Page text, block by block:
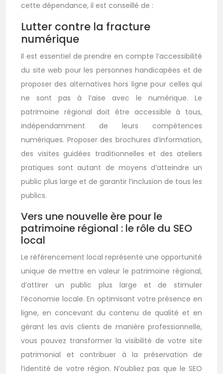
cette dépendance, il est conseillé de :
Lutter contre la fracture
numérique
Il est essentiel de prendre en compte l’accessibilité
du site web pour les personnes handicapées et de
proposer des alternatives hors ligne pour celles qui
ne sont pas à l’aise avec le numérique. Le
patrimoine régional doit être accessible à tous,
indépendamment de leurs compétences
numériques. Proposer des brochures d’information,
des visites guidées traditionnelles et des ateliers
pratiques sont autant de moyens d’atteindre un
public plus large et de garantir l’inclusion de tous les
publics.
Vers une nouvelle ère pour le
patrimoine régional : le rôle du SEO
local
Le référencement local représente une opportunité
unique de mettre en valeur le patrimoine régional,
d’attirer un public plus large et de stimuler
l’économie locale. En optimisant votre présence en
ligne, en concevant du contenu de qualité et en
gérant les avis clients de manière professionnelle,
vous pouvez transformer la visibilité de votre site
patrimonial et contribuer à la préservation de
l’identité de votre région. N’oubliez pas que le SEO